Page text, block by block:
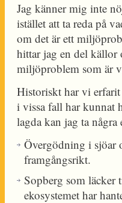
Jag känner mig inte
istället att ta reda på
om det är ett
hittar jag en del källor
miljöproblem som är
Historiskt har vi
i vissa fall har kunnat
lagda kan jag ta några
Övergödning i sjöar
framgångsrikt.
Sopberg som
ekosystemet har